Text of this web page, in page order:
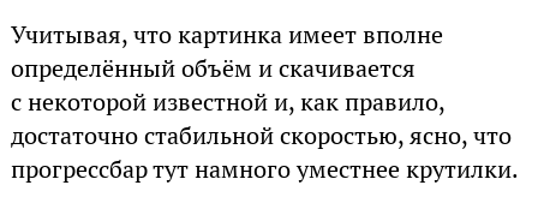
Учитывая, что картинка имеет вполне
определённый объём и скачивается
с некоторой известной и, как правило,
достаточно стабильной скоростью, ясно, что
прогрессбар тут намного уместнее крутилки.